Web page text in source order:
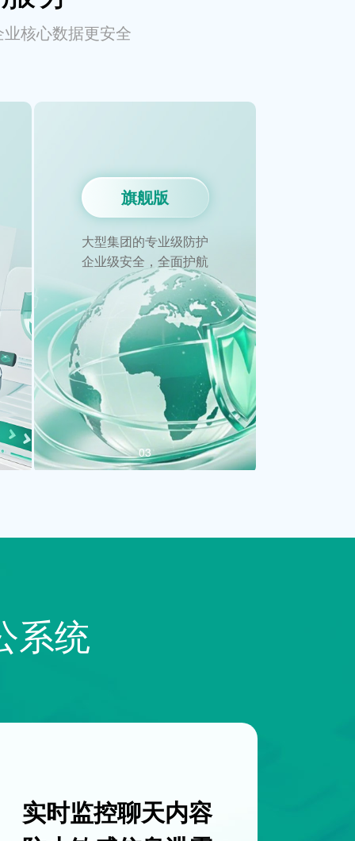
核心数据更安全
旗舰版
大型集团的专业级防护
企业级安全，全面护航
03
系统
实时监控聊天内容